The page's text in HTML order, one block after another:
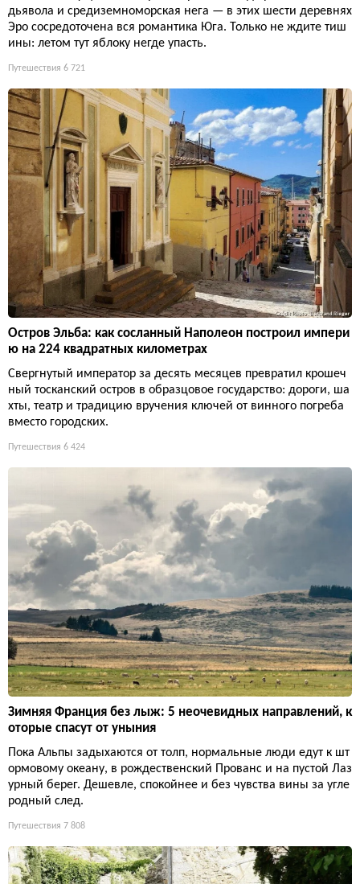
дьявола и средиземноморская нега — в этих шести деревнях
Эро сосредоточена вся романтика Юга. Только не ждите тиш
ины: летом тут яблоку негде упасть.
Путешествия 6 721
Остров Эльба: как сосланный Наполеон построил импери
ю на 224 квадратных километрах
Свергнутый император за десять месяцев превратил крошеч
ный тосканский остров в образцовое государство: дороги, ша
хты, театр и традицию вручения ключей от винного погреба
вместо городских.
Путешествия 6 424
Зимняя Франция без лыж: 5 неочевидных направлений, к
оторые спасут от уныния
Пока Альпы задыхаются от толп, нормальные люди едут к шт
ормовому океану, в рождественский Прованс и на пустой Лаз
урный берег. Дешевле, спокойнее и без чувства вины за угле
родный след.
Путешествия 7 808